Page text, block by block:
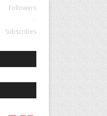
Followers
Subscribes